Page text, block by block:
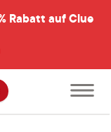
Rabatt auf Clue
öffnen